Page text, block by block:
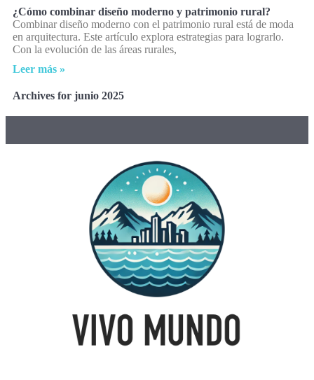
¿Cómo combinar diseño moderno y patrimonio rural?
Combinar diseño moderno con el patrimonio rural está de moda
en arquitectura. Este artículo explora estrategias para lograrlo.
Con la evolución de las áreas rurales,
Leer más »
Archives for junio 2025